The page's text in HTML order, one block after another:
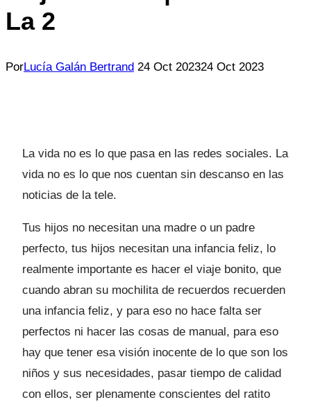
La 2
PorLucía Galán Bertrand 24 Oct 202324 Oct 2023
La vida no es lo que pasa en las redes sociales. La
vida no es lo que nos cuentan sin descanso en las
noticias de la tele.
Tus hijos no necesitan una madre o un padre
perfecto, tus hijos necesitan una infancia feliz, lo
realmente importante es hacer el viaje bonito, que
cuando abran su mochilita de recuerdos recuerden
una infancia feliz, y para eso no hace falta ser
perfectos ni hacer las cosas de manual, para eso
hay que tener esa visión inocente de lo que son los
niños y sus necesidades, pasar tiempo de calidad
con ellos, ser plenamente conscientes del ratito